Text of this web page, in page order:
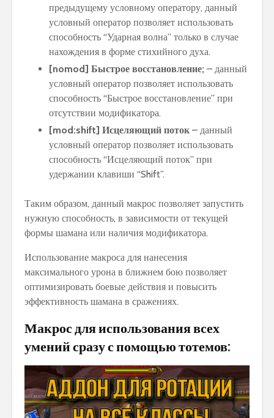
предыдущему условному оператору, данный
условный оператор позволяет использовать
способность “Ударная волна” только в случае
нахождения в форме стихийного духа.
[nomod] Быстрое восстановление; – данный
условный оператор позволяет использовать
способность “Быстрое восстановление” при
отсутствии модификатора.
[mod:shift] Исцеляющий поток – данный
условный оператор позволяет использовать
способность “Исцеляющий поток” при
удержании клавиши “Shift”.
Таким образом, данный макрос позволяет запустить
нужную способность, в зависимости от текущей
формы шамана или наличия модификатора.
Использование макроса для нанесения
максимального урона в ближнем бою позволяет
оптимизировать боевые действия и повысить
эффективность шамана в сражениях.
Макрос для использования всех
умений сразу с помощью тотемов: